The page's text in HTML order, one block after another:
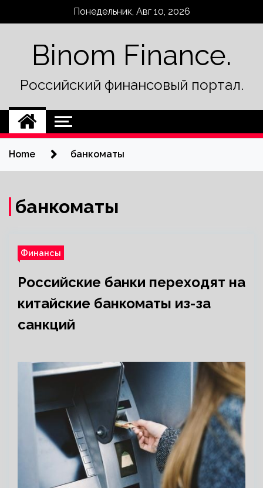
Понедельник, Авг 10, 2026
Binom Finance.
Российский финансовый портал.
Home банкоматы
банкоматы
Финансы
Российские банки переходят на
китайские банкоматы из-за
санкций